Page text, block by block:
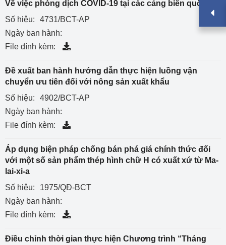
Về việc phòng dịch COVID-19 tại các cảng biển quốc tế
Số hiệu:
4731/BCT-AP
Ngày ban hành:
File đính kèm:
Đề xuất ban hành hướng dẫn thực hiện luồng vận
chuyển ưu tiên đối với nông sản xuất khẩu
Số hiệu:
4902/BCT-AP
Ngày ban hành:
File đính kèm:
Áp dụng biện pháp chống bán phá giá chính thức đối
với một số sản phẩm thép hình chữ H có xuất xứ từ Ma-
lai-xi-a
Số hiệu:
1975/QĐ-BCT
Ngày ban hành:
File đính kèm:
Điều chỉnh thời gian thực hiện Chương trình “Tháng